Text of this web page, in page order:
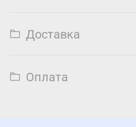
Доставка
Оплата